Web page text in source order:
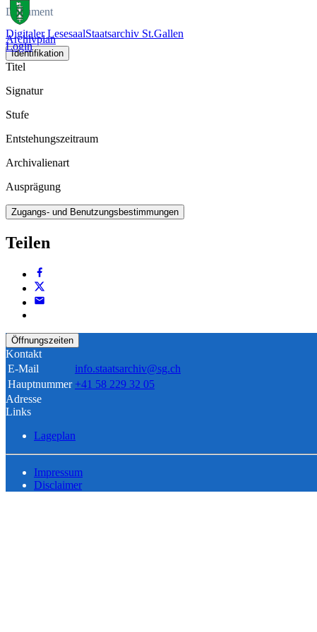
Digitaler LesesaalStaatsarchiv St.Gallen
Login
Dokument
Archivplan
Identifikation
Titel
Signatur
Stufe
Entstehungszeitraum
Archivalienart
Ausprägung
Zugangs- und Benutzungsbestimmungen
Teilen
Öffnungszeiten
Kontakt
E-Mail
info.staatsarchiv@sg.ch
Hauptnummer +41 58 229 32 05
Adresse
Links
Lageplan
Impressum
Disclaimer